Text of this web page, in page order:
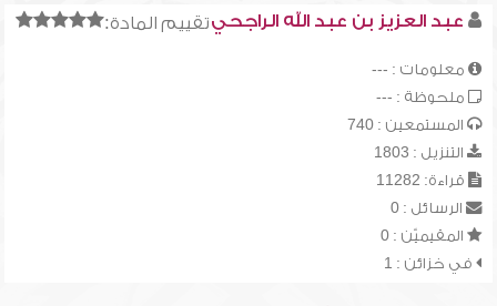
تقييم المادة:عبد العزيز بن عبد الله الراجحي
معلومات : ---
ملحوظة : ---
المستمعين : 740
التنزيل : 1803
قراءة: 11282
الرسائل : 0
المقيميّن : 0
في خزائن : 1